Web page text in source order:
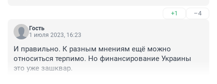
+1 –4
Гость
1 июля 2023, 16:23
И правильно. К разным мнениям ещё можно
относиться терпимо. Но финансирование Украины
это уже зашквар.